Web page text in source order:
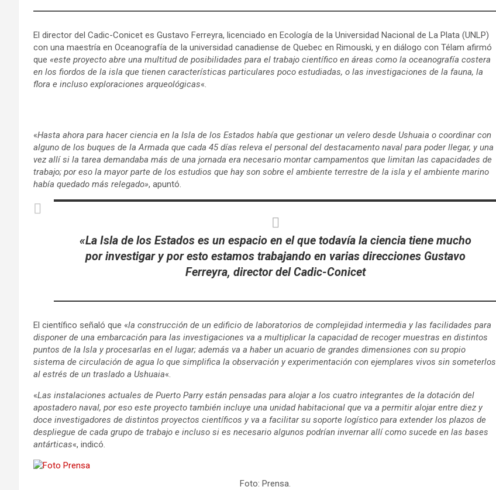
El director del Cadic-Conicet es Gustavo Ferreyra, licenciado en Ecología de la Universidad Nacional de La Plata (UNLP)
con una maestría en Oceanografía de la universidad canadiense de Quebec en Rimouski, y en diálogo con Télam afirmó
que «este proyecto abre una multitud de posibilidades para el trabajo científico en áreas como la oceanografía costera
en los fiordos de la isla que tienen características particulares poco estudiadas, o las investigaciones de la fauna, la
flora e incluso exploraciones arqueológicas«.
«Hasta ahora para hacer ciencia en la Isla de los Estados había que gestionar un velero desde Ushuaia o coordinar con
alguno de los buques de la Armada que cada 45 días releva el personal del destacamento naval para poder llegar, y una
vez allí si la tarea demandaba más de una jornada era necesario montar campamentos que limitan las capacidades de
trabajo; por eso la mayor parte de los estudios que hay son sobre el ambiente terrestre de la isla y el ambiente marino
había quedado más relegado», apuntó.
«La Isla de los Estados es un espacio en el que todavía la ciencia tiene mucho
por investigar y por esto estamos trabajando en varias direcciones Gustavo
Ferreyra, director del Cadic-Conicet
El científico señaló que «la construcción de un edificio de laboratorios de complejidad intermedia y las facilidades para
disponer de una embarcación para las investigaciones va a multiplicar la capacidad de recoger muestras en distintos
puntos de la Isla y procesarlas en el lugar; además va a haber un acuario de grandes dimensiones con su propio
sistema de circulación de agua lo que simplifica la observación y experimentación con ejemplares vivos sin someterlos
al estrés de un traslado a Ushuaia«.
«Las instalaciones actuales de Puerto Parry están pensadas para alojar a los cuatro integrantes de la dotación del
apostadero naval, por eso este proyecto también incluye una unidad habitacional que va a permitir alojar entre diez y
doce investigadores de distintos proyectos científicos y va a facilitar su soporte logístico para extender los plazos de
despliegue de cada grupo de trabajo e incluso si es necesario algunos podrían invernar allí como sucede en las bases
antárticas«, indicó.
Foto: Prensa.